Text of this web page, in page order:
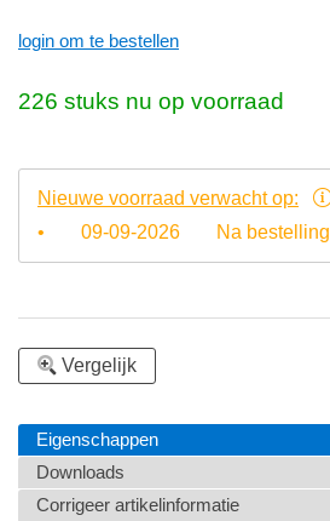
login om te bestellen
226 stuks nu op voorraad
Nieuwe voorraad verwacht op:
•
09-09-2026 Na bestelling
Vergelijk
Eigenschappen
Downloads
Corrigeer artikelinformatie